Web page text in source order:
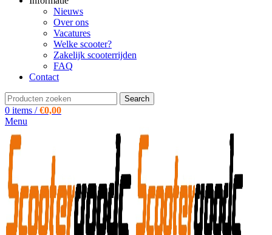
Nieuws
Over ons
Vacatures
Welke scooter?
Zakelijk scooterrijden
FAQ
Contact
Search
0 items / €0,00
Menu